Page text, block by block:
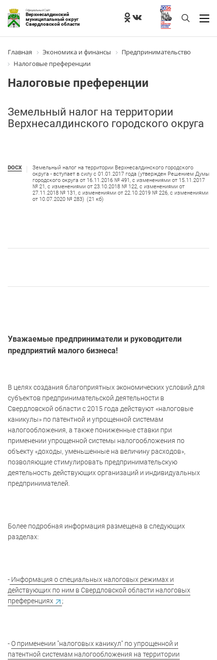
Официальный Сайт
Верхнесалдинский
муниципальный округ
Свердловской области
Главная Экономика и финансы
Предпринимательство
Налоговые преференции
Налоговые преференции
Земельный налог на территории
Верхнесалдинского городского округа
DOCX
Земельный налог на территории Верхнесалдинского городского
округа - вступает в силу с 01.01.2017 года (утвержден Решением Думы
городского округа от 16.11.2016 № 491, с изменениями от 15.11.2017
№ 21, с изменениями от 23.10.2018 № 122, с изменениями от
27.11.2018 № 131, с изменениями от 22.10.2019 № 226, с изменениями
от 10.07.2020 № 283) (21 кб)
Уважаемые предприниматели и руководители
предприятий малого бизнеса!
В целях создания благоприятных экономических условий для
субъектов предпринимательской деятельности в
Свердловской области с 2015 года действуют «налоговые
каникулы» по патентной и упрощенной системам
налогообложения, а также пониженные ставки при
применении упрощенной системы налогообложения по
объекту «доходы, уменьшенные на величину расходов»,
позволяющие стимулировать предпринимательскую
деятельность действующих организаций и индивидуальных
предпринимателей.
Более подробная информация размещена в следующих
разделах:
- Информация о специальных налоговых режимах и
действующих по ним в Свердловской области налоговых
преференциях
;
-О применении "налоговых каникул" по упрощенной и
патентной системам налогообложения на территории